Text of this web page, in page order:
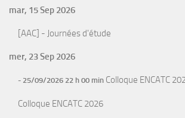
mar, 15 Sep 2026
[AAC] - Journées d'étude
mer, 23 Sep 2026
- 25/09/2026 22 h 00 min Colloque ENCATC
Colloque ENCATC 2026